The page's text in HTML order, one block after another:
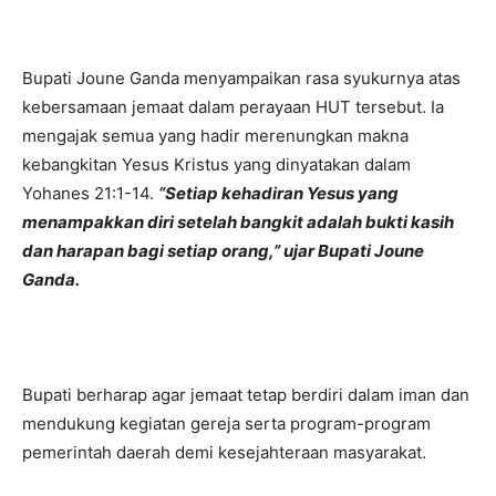
Bupati Joune Ganda menyampaikan rasa syukurnya atas
kebersamaan jemaat dalam perayaan HUT tersebut. Ia
mengajak semua yang hadir merenungkan makna
kebangkitan Yesus Kristus yang dinyatakan dalam
Yohanes 21:1-14. “Setiap kehadiran Yesus yang
menampakkan diri setelah bangkit adalah bukti kasih
dan harapan bagi setiap orang,” ujar Bupati Joune
Ganda.
Bupati berharap agar jemaat tetap berdiri dalam iman dan
mendukung kegiatan gereja serta program-program
pemerintah daerah demi kesejahteraan masyarakat.